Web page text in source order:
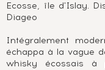
Ecosse, île d'Islay.
Diageo
Intégralement
échappa à la vague
whisky écossais